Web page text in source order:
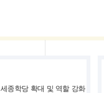
세종학당 확대 및 역할 강화